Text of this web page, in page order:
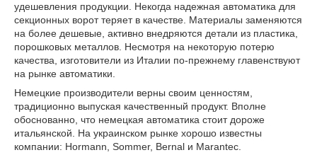
удешевления продукции. Некогда надежная автоматика для
секционных ворот теряет в качестве. Материалы заменяются
на более дешевые, активно внедряются детали из пластика,
порошковых металлов. Несмотря на некоторую потерю
качества, изготовители из Италии по-прежнему главенствуют
на рынке автоматики.
Немецкие производители верны своим ценностям,
традиционно выпуская качественный продукт. Вполне
обоснованно, что немецкая автоматика стоит дороже
итальянской. На украинском рынке хорошо известны
компании: Hormann, Sommer, Bernal и Marantec.